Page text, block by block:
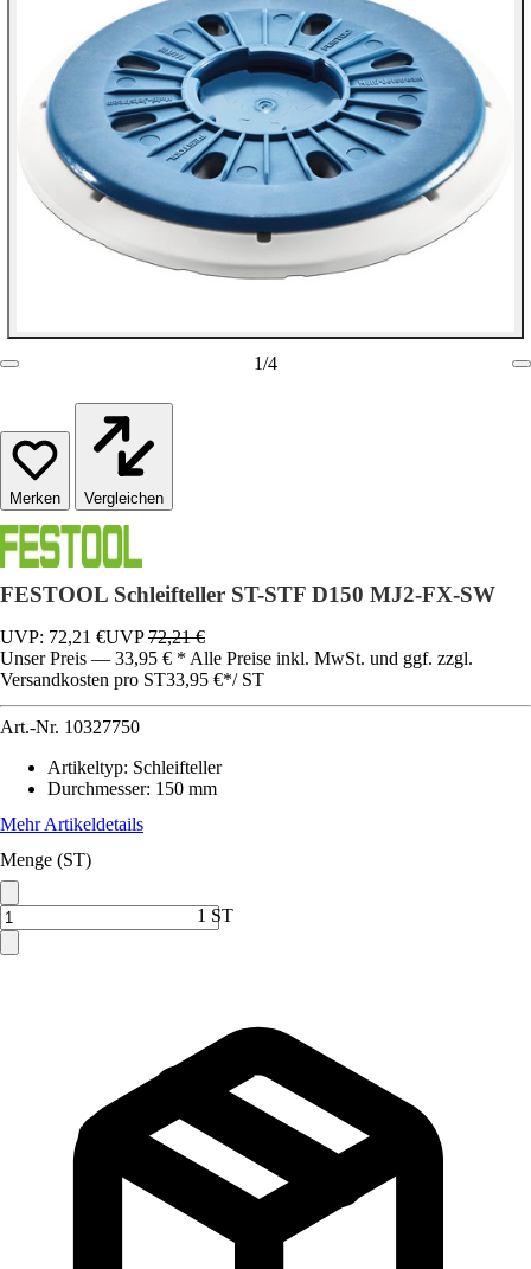
1/4
Vergleichen
FESTOOL Schleifteller ST-STF D150 MJ2-FX-SW
UVP: 72,21 €UVP72,21 €
Unser Preis — 33,95 € * Alle Preise inkl. MwSt. und ggf. zzgl.
Versandkosten pro ST33,95 €*/ ST
Art.-Nr. 10327750
Artikeltyp: Schleifteller
Durchmesser: 150 mm
Mehr Artikeldetails
Menge (ST)
1 ST